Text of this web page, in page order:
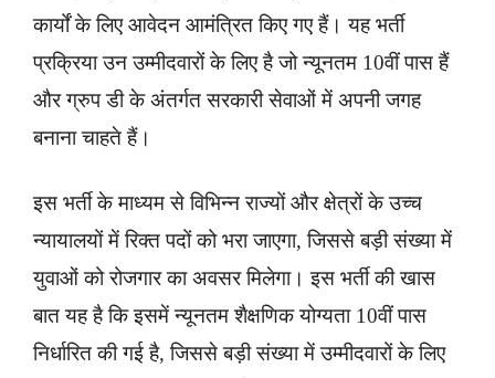
कार्यों के लिए आवेदन आमंत्रित किए गए हैं। यह भर्ती
प्रक्रिया उन उम्मीदवारों के लिए है जो न्यूनतम 10वीं पास हैं
और ग्रुप डी के अंतर्गत सरकारी सेवाओं में अपनी जगह
बनाना चाहते हैं।
इस भर्ती के माध्यम से विभिन्न राज्यों और क्षेत्रों के उच्च
न्यायालयों में रिक्त पदों को भरा जाएगा, जिससे बड़ी संख्या में
युवाओं को रोजगार का अवसर मिलेगा। इस भर्ती की खास
बात यह है कि इसमें न्यूनतम शैक्षणिक योग्यता 10वीं पास
निर्धारित की गई है, जिससे बड़ी संख्या में उम्मीदवारों के लिए